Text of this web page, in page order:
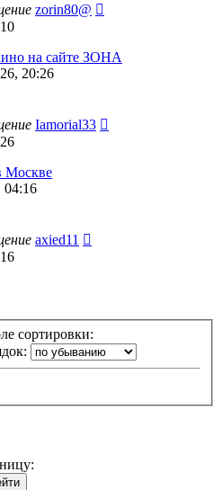
zorin80@
на сайте ЗОНА
20:26
Iamorial33
Москве
04:16
axied11
сортировки: